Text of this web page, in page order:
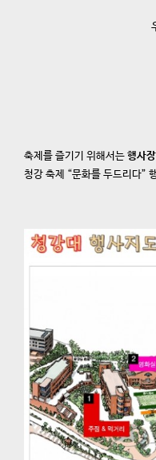
축제를 즐기기 위해서는 행사
청강 축제 “문화를 두드리다”